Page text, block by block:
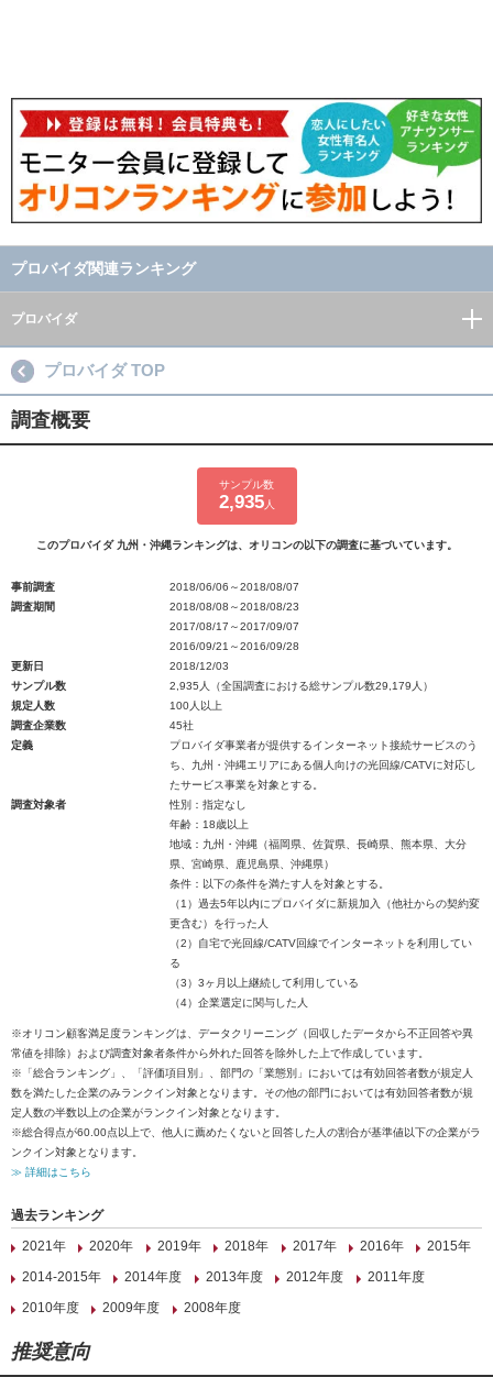
プロバイダ関連ランキング
プロバイダ
プロバイダ TOP
調査概要
サンプル数
2,935人
このプロバイダ 九州・沖縄ランキングは、オリコンの以下の調査に基づいています。
事前調査
2018/06/06～2018/08/07
調査期間
2018/08/08～2018/08/23
2017/08/17～2017/09/07
2016/09/21～2016/09/28
更新日
2018/12/03
サンプル数
2,935人（全国調査における総サンプル数29,179人）
規定人数
100人以上
調査企業数
45社
定義
プロバイダ事業者が提供するインターネット接続サービスのう
ち、九州・沖縄エリアにある個人向けの光回線/CATVに対応し
たサービス事業を対象とする。
調査対象者
性別：指定なし
年齢：18歳以上
地域：九州・沖縄（福岡県、佐賀県、長崎県、熊本県、大分
県、宮崎県、鹿児島県、沖縄県）
条件：以下の条件を満たす人を対象とする。
（1）過去5年以内にプロバイダに新規加入（他社からの契約変
更含む）を行った人
（2）自宅で光回線/CATV回線でインターネットを利用してい
る
（3）3ヶ月以上継続して利用している
（4）企業選定に関与した人
※オリコン顧客満足度ランキングは、データクリーニング（回収したデータから不正回答や異
常値を排除）および調査対象者条件から外れた回答を除外した上で作成しています。
※「総合ランキング」、「評価項目別」、部門の「業態別」においては有効回答者数が規定人
数を満たした企業のみランクイン対象となります。その他の部門においては有効回答者数が規
定人数の半数以上の企業がランクイン対象となります。
※総合得点が60.00点以上で、他人に薦めたくないと回答した人の割合が基準値以下の企業がラ
ンクイン対象となります。
≫ 詳細はこちら
過去ランキング
2021年
2020年 2019年 2018年 2017年 2016年
2015年
2014-2015年
2014年度 2013年度 2012年度
2011年度
2010年度
2009年度 2008年度
推奨意向